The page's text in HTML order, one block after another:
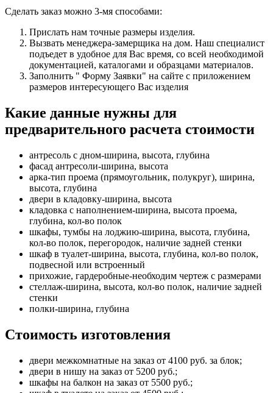
Сделать заказ можно 3-мя способами:
Прислать нам точные размеры изделия.
Вызвать менеджера-замерщика на дом. Наш специалист
подъедет в удобное для Вас время, со всей необходимой
документацией, каталогами и образцами материалов.
Заполнить " Форму Заявки" на сайте с приложением
размеров интересующего Вас изделия
Какие данные нужны для
предварительного расчета стоимости
антресоль с дном-ширина, высота, глубина
фасад антресоли-ширина, высота
арка-тип проема (прямоугольник, полукруг), ширина,
высота, глубина
двери в кладовку-ширина, высота
кладовка с наполнением-ширина, высота проема,
глубина, кол-во полок
шкафы, тумбы на лоджию-ширина, высота, глубина,
кол-во полок, перегородок, наличие задней стенки
шкаф в туалет-ширина, высота, глубина, кол-во полок,
подвесной или встроенный
прихожие, гардеробные-необходим чертеж с размерами
стеллаж-ширина, высота, кол-во полок, наличие задней
стенки
полки-ширина, глубина
Стоимость изготовления
двери межкомнатные на заказ от 4100 руб. за блок;
двери в нишу на заказ от 5200 руб.;
шкафы на балкон на заказ от 5500 руб.;